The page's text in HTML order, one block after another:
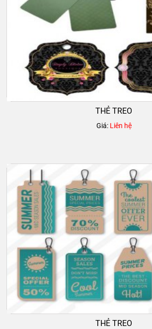
THẺ TREO
Giá: Liên hệ
THẺ TREO